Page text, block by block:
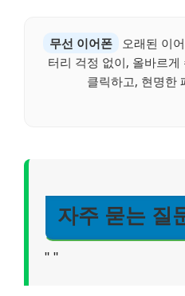
무선 이어폰
오래된 이
터리 걱정 없이, 올바르
클릭하고, 현명한
자주 묻는 질
" "